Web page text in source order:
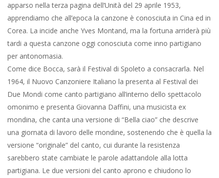
apparso nella terza pagina dell’Unità del 29 aprile 1953,
apprendiamo che all’epoca la canzone è conosciuta in Cina ed in
Corea. La incide anche Yves Montand, ma la fortuna arriderà più
tardi a questa canzone oggi conosciuta come inno partigiano
per antonomasia.
Come dice Bocca, sarà il Festival di Spoleto a consacrarla. Nel
1964, il Nuovo Canzoniere Italiano la presenta al Festival dei
Due Mondi come canto partigiano all’interno dello spettacolo
omonimo e presenta Giovanna Daffini, una musicista ex
mondina, che canta una versione di “Bella ciao” che descrive
una giornata di lavoro delle mondine, sostenendo che è quella la
versione “originale” del canto, cui durante la resistenza
sarebbero state cambiate le parole adattandole alla lotta
partigiana. Le due versioni del canto aprono e chiudono lo